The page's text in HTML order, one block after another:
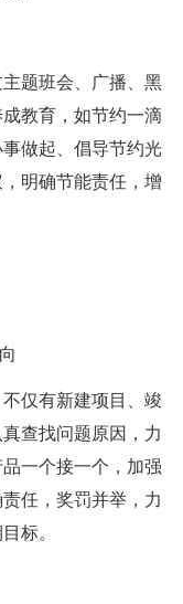
题班会、广播、黑
教育，如节约一滴
做起、倡导节约光
明确节能责任，增
仅有新建项目、竣
查找问题原因，力
一个接一个，加强
任，奖罚并举，力
标。